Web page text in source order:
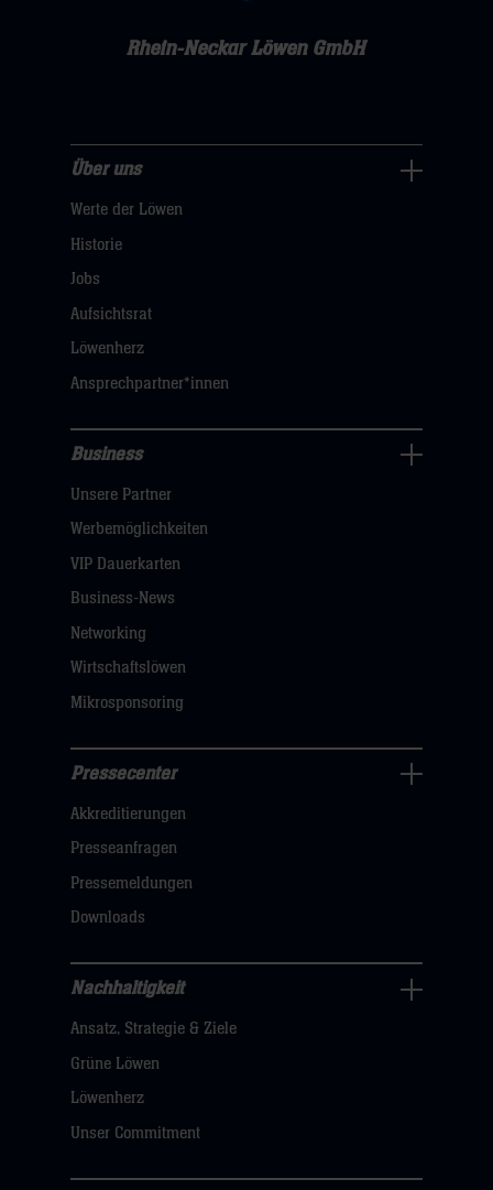
Rhein-Neckar Löwen GmbH
uns
Navigation
öffnen,
hier
Über uns
Werte der Löwen
Historie
Jobs
Aufsichtsrat
Löwenherz
Ansprechpartner*innen
Navigation
öffnen,
dann
klicken
Business
Unsere Partner
Werbemöglichkeiten
VIP Dauerkarten
Business-News
Networking
Wirtschaftslöwen
Mikrosponsoring
Navigation
öffnen,
dann
klicken
hier
Pressecenter
Akkreditierungen
Presseanfragen
Pressemeldungen
Downloads
Nachhaltigkeit
Navigation
öffnen,
dann
hier
Nachhaltigkeit
Ansatz, Strategie & Ziele
Grüne Löwen
Löwenherz
Unser Commitment